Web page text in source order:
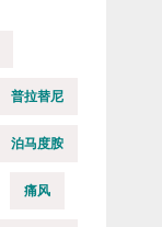
普拉替尼
泊马度胺
痛风